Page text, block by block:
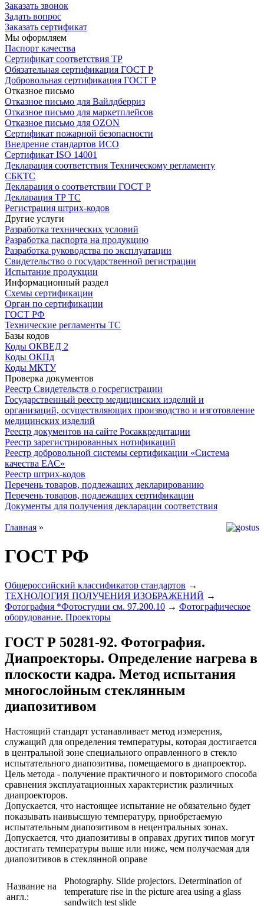
Заказать звонок
Задать вопрос
Заказать сертификат
Мы оформляем
Паспорт качества
Сертификат соответствия ТР
Обязательная сертификация ГОСТ Р
Добровольная сертификация ГОСТ Р
Отказное письмо
Отказное письмо для Вайлдберриз
Отказное письмо для маркетплейсов
Отказное письмо для OZON
Сертификат пожарной безопасности
Внедрение стандартов ИСО
Сертификат ISO 14001
Декларация соответствия Техническому регламенту
СБКТС
Декларация о соответствии ГОСТ Р
Декларация ТР ТС
Регистрация штрих-кодов
Другие услуги
Разработка технических условий
Разработка паспорта на продукцию
Разработка руководства по эксплуатации
Свидетельство о государственной регистрации
Испытание продукции
Информационный раздел
Схемы сертификации
Орган по сертификации
ГОСТ РФ
Технические регламенты ТС
Базы кодов
Коды ОКВЕД 2
Коды ОКПд
Коды МКТУ
Проверка документов
Реестр Свидетельств о госрегистрации
Государственный реестр медицинских изделий и
организаций, осуществляющих производство и изготовление
медицинских изделий
Реестр документов на сайте Росаккредитации
Реестр зарегистрированных нотификаций
Реестр добровольной системы сертификации «Система
качества ЕАС»
Реестр штрих-кодов
Перечень товаров, подлежащих декларированию
Перечень товаров, подлежащих сертификации
Документы для получения декларации соответствия
Главная »
ГОСТ РФ
Общероссийский классификатор стандартов →
ТЕХНОЛОГИЯ ПОЛУЧЕНИЯ ИЗОБРАЖЕНИЙ →
Фотография *Фотостудии см. 97.200.10 → Фотографическое
оборудование. Проекторы
ГОСТ Р 50281-92. Фотография.
Диапроекторы. Определение нагрева в
плоскости кадра. Метод испытания
многослойным стеклянным
диапозитивом
Настоящий стандарт устанавливает метод измерения,
служащий для определения температуры, которая достигается
в центральной зоне специального оправленного в стекло
испытательного диапозитива, помещаемого в диапроектор.
Цель метода - получение практичного и повторимого способа
сравнения эксплуатационных характеристик различных
диапроекторов.
Допускается, что настоящее испытание не обязательно будет
показывать наивысшую температуру, приобретаемую
испытательным диапозитивом в нецентральных зонах.
Допускается, что диапозитивы в оправах других типов могут
достигать температуры выше или ниже, чем получаемая для
диапозитивов в стеклянной оправе
Название на
англ.:
Photography. Slide projectors. Determination of
temperature rise in the picture area using a glass
sandwitch test slide